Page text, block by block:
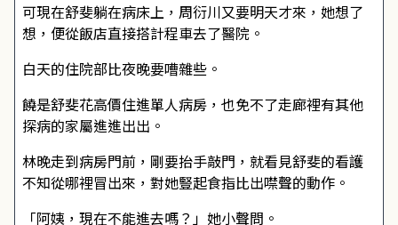
可現在舒斐躺在病床上，周衍川又要明天才來，她想了
想，便從飯店直接搭計程車去了醫院。
白天的住院部比夜晚要嘈雜些。
饒是舒斐花高價住進單人病房，也免不了走廊裡有其他
探病的家屬進進出出。
林晚走到病房門前，剛要抬手敲門，就看見舒斐的看護
不知從哪裡冒出來，對她豎起食指比出噤聲的動作。
「阿姨，現在不能進去嗎？」她小聲問。